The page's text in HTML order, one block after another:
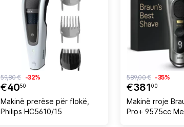
€4050
59,80 € -32%
Makinë prerëse për flokë,
Philips HC5610/15
€38100
589,00 € -35%
Makinë rroje
Pro+ 9575cc